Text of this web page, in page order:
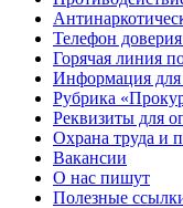
Телефон
Горячая линия
Информация для
Рубрика
Реквизиты для
Охрана труда и
Вакансии
О нас пишут
Полезные